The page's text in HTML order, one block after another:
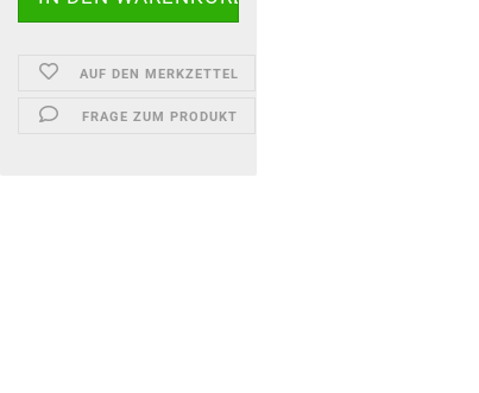
AUF DEN MERKZETTEL
FRAGE ZUM PRODUKT